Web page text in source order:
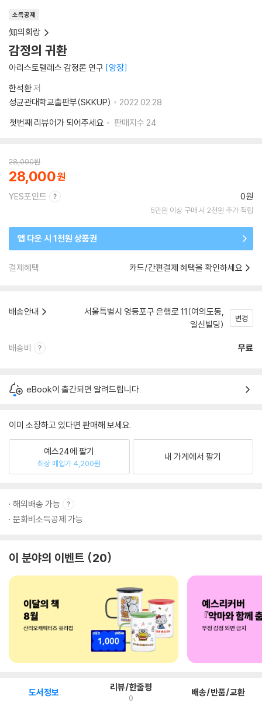
소득공제
知의회랑
감정의 귀환
아리스토텔레스 감정론 연구 양장
한석환저
성균관대학교출판부(SKKUP)
2022.02.28.
첫번째 리뷰어가 되어주세요
판매지수 24
28,000원
28,000
YES포인트 0원
5만원 이상 구매 시 2천원 추가 적립
앱 다운 시 1천원 상품권
결제혜택 카드/간편결제 혜택을 확인하세요
배송안내
서울특별시 영등포구 은행로 11(여의도동,
일신빌딩)
변경
배송비 무료
eBook이 출간되면 알려드립니다.
이미 소장하고 있다면 판매해 보세요.
예스24에 팔기
최상 매입가 4,200원
내 가게에서 팔기
해외배송 가능
문화비소득공제 가능
이 분야의 이벤트 20
도서정보 리뷰/한줄평
0 배송/반품/교환